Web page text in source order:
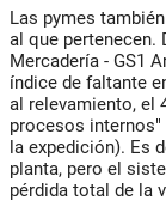
Las pymes
al que pertenecen.
Mercadería - GS1
índice de faltante
al relevamiento, el
procesos
la expedición). Es
planta, pero el
pérdida total de la